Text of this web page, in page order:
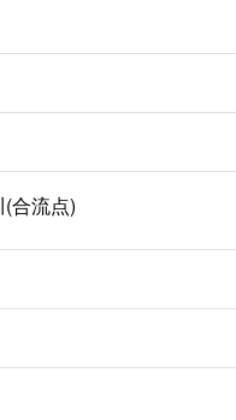
合流点)